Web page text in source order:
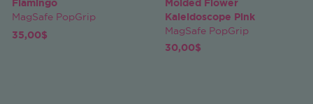
Flamingo
MagSafe PopGrip
35,00$
Molded Flower
Kaleidoscope Pink
MagSafe PopGrip
30,00$